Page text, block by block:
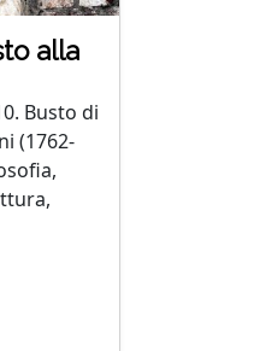
alla
Busto di
(1762-